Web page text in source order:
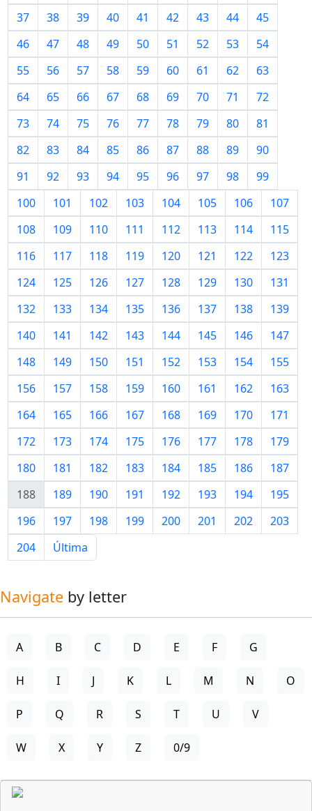
37
38 39 40 41 42 43 44
45
46
47 48 49 50 51 52 53
54
55
56 57 58 59 60 61 62
63
64
65 66 67 68 69 70 71
72
73
74 75 76 77 78 79 80
81
82
83 84 85 86 87 88 89
90
91
92 93 94 95 96 97 98
99
100
101 102 103 104 105 106
107
108
109 110 111 112 113 114
115
116
117 118 119 120 121 122
123
124
125 126 127 128 129 130
131
132
133 134 135 136 137 138
139
140
141 142 143 144 145 146
147
148
149 150 151 152 153 154
155
156
157 158 159 160 161 162
163
164
165 166 167 168 169 170
171
172
173 174 175 176 177 178
179
180
181 182 183 184 185 186
187
188
189 190 191 192 193 194
195
196
197 198 199 200 201 202
203
204
Última
Navigate by letter
A B C D E F G
H I J K L M N O
P Q R S T U V
W X Y Z 0/9